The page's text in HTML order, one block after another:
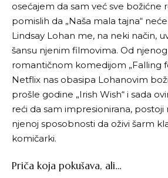
osećajem da sam već sve božićne
pomislih da „Naša mala tajna“
Lindsay Lohan me, na neki način,
šansu njenim filmovima. Od
romantičnom komedijom „Falling
Netflix nas obasipa Lohanovim
prošle godine „Irish Wish“ i sada
reći da sam impresionirana,
njenoj sposobnosti da oživi šarm
komičarki.
Priča koja pokušava, ali…